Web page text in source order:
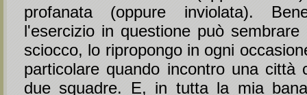
profanata (oppure inviolata).
l'esercizio in questione può sembrare
sciocco, lo ripropongo in ogni
particolare quando incontro una città
due squadre. E, in tutta la mia